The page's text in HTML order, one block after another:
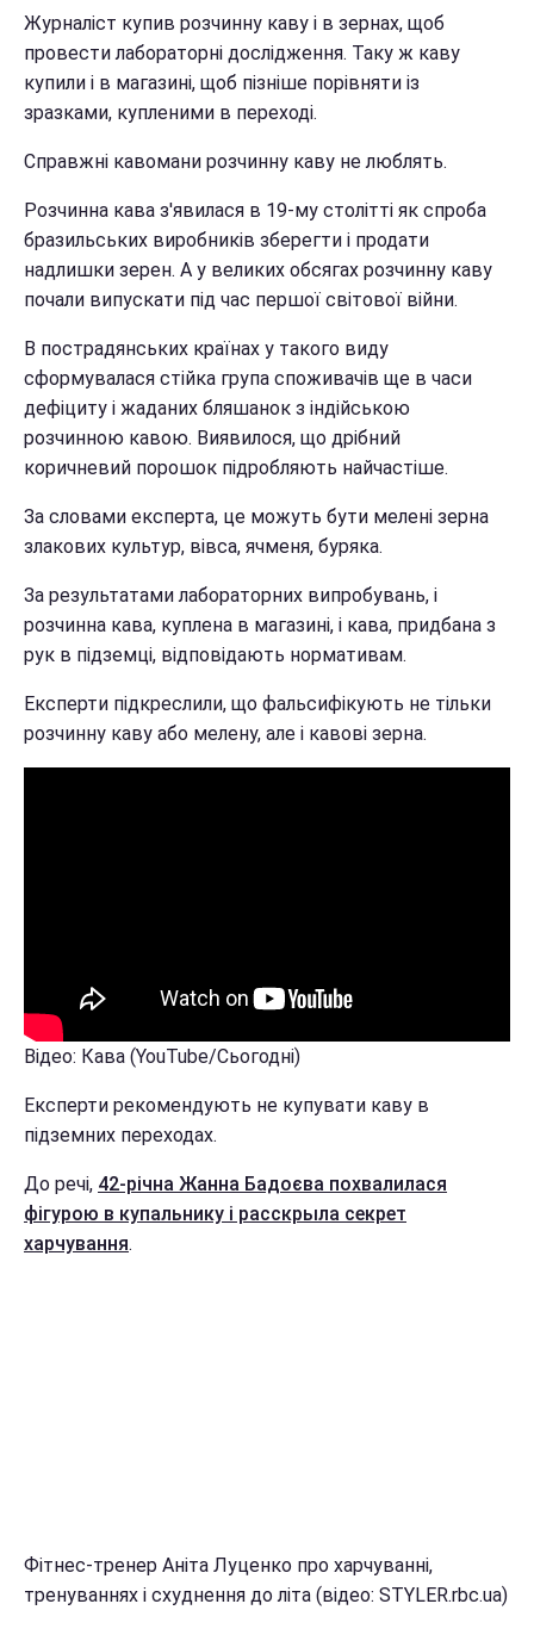
Журналіст купив розчинну каву і в зернах, щоб
провести лабораторні дослідження. Таку ж каву
купили і в магазині, щоб пізніше порівняти із
зразками, купленими в переході.
Справжні кавомани розчинну каву не люблять.
Розчинна кава з'явилася в 19-му столітті як спроба
бразильських виробників зберегти і продати
надлишки зерен. А у великих обсягах розчинну каву
почали випускати під час першої світової війни.
В пострадянських країнах у такого виду
сформувалася стійка група споживачів ще в часи
дефіциту і жаданих бляшанок з індійською
розчинною кавою. Виявилося, що дрібний
коричневий порошок підробляють найчастіше.
За словами експерта, це можуть бути мелені зерна
злакових культур, вівса, ячменя, буряка.
За результатами лабораторних випробувань, і
розчинна кава, куплена в магазині, і кава, придбана з
рук в підземці, відповідають нормативам.
Експерти підкреслили, що фальсифікують не тільки
розчинну каву або мелену, але і кавові зерна.
Відео: Кава (YouTube/Сьогодні)
Експерти рекомендують не купувати каву в
підземних переходах.
До речі, 42-річна Жанна Бадоєва похвалилася
фігурою в купальнику і расскрыла секрет
харчування.
Фітнес-тренер Аніта Луценко про харчуванні,
тренуваннях і схуднення до літа (відео: STYLER.rbc.ua)